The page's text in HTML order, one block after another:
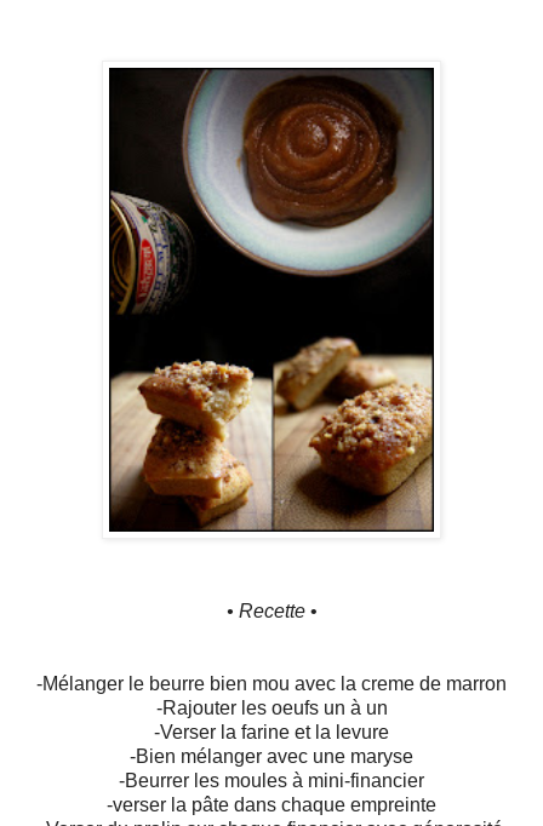
• Recette •
-Mélanger le beurre bien mou avec la creme de marron
-Rajouter les oeufs un à un
-Verser la farine et la levure
-Bien mélanger avec une maryse
-Beurrer les moules à mini-financier
-verser la pâte dans chaque empreinte